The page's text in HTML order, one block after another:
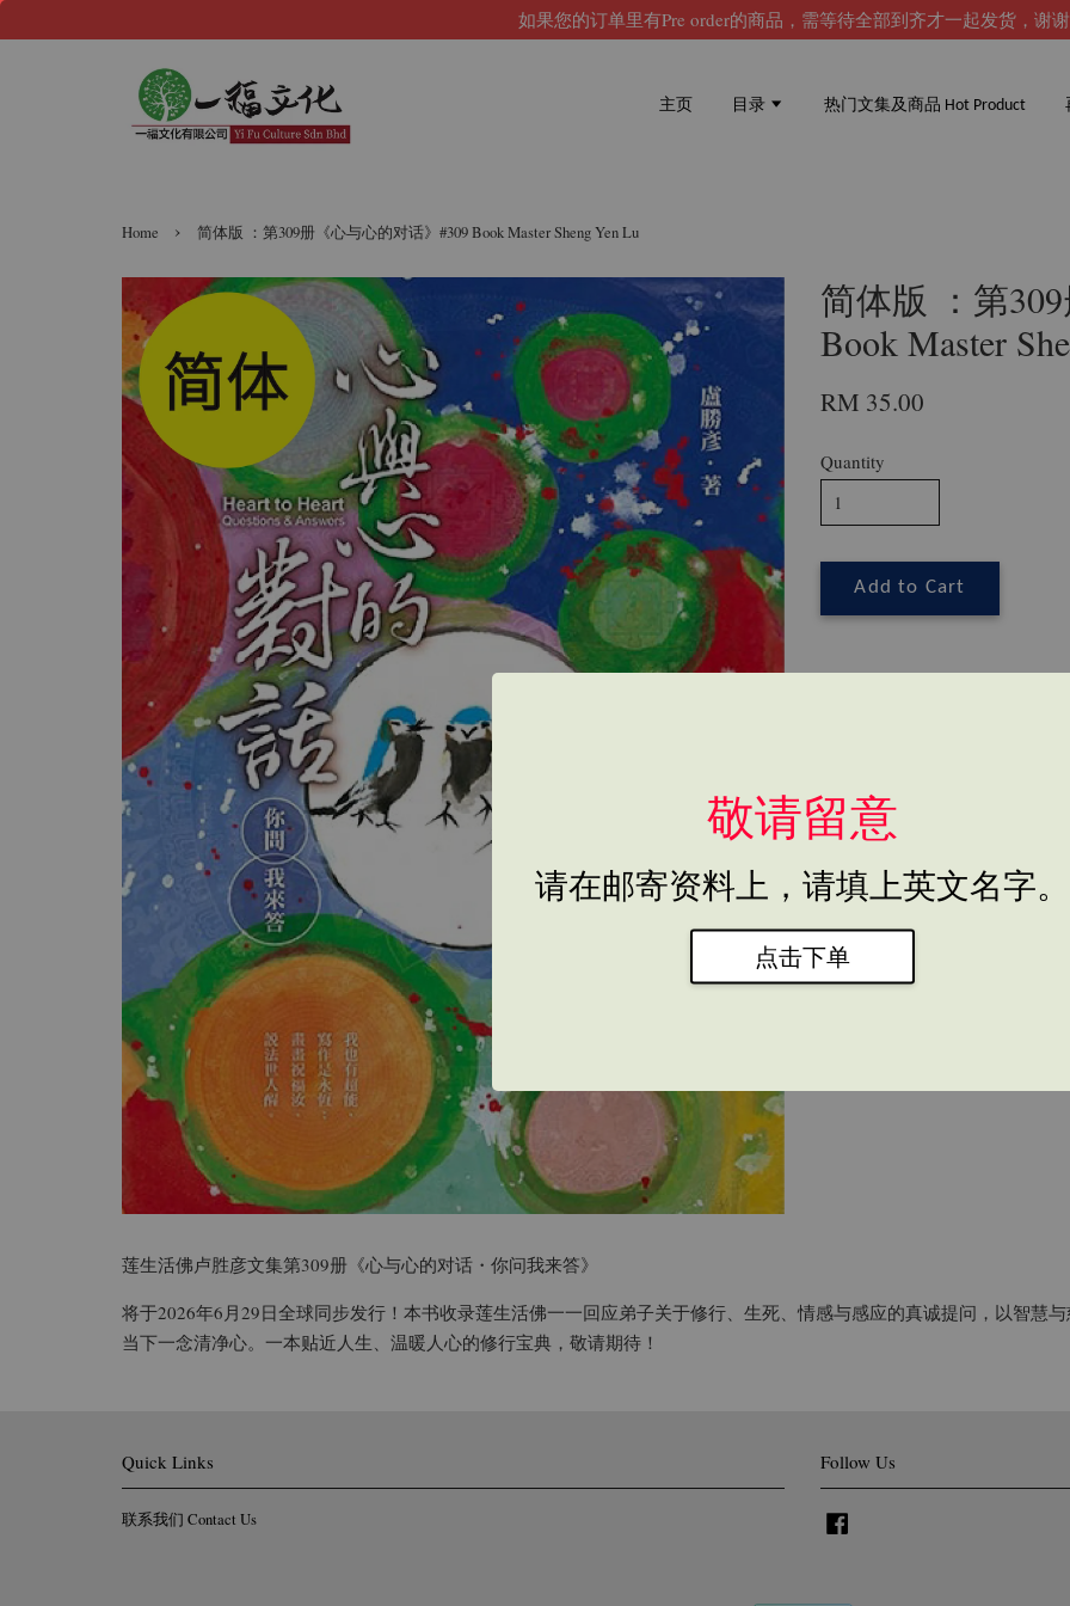
如果您的订单里有Pre order的商品，需等待全部到齐才一起发货，谢谢
敬请留意
请在邮寄资料上，请填上英文名字。
点击下单
主页 目录 热门文集及商品 Hot Product
Home › 简体版 ：第309册《心与心的对话》#309 Book Master Sheng Yen Lu
简体版 ：第
Book Master
RM 35.00
Quantity
Add to Cart
莲生活佛卢胜彦文集第309册《心与心的对话・你问我来答》
将于2026年6月29日全球同步发行！本书收录莲生活佛一一回应弟子关于修行、生死、情感与感应的真诚提问，以智慧
当下一念清净心。一本贴近人生、温暖人心的修行宝典，敬请期待！
Quick Links
联系我们 Contact Us
Follow Us